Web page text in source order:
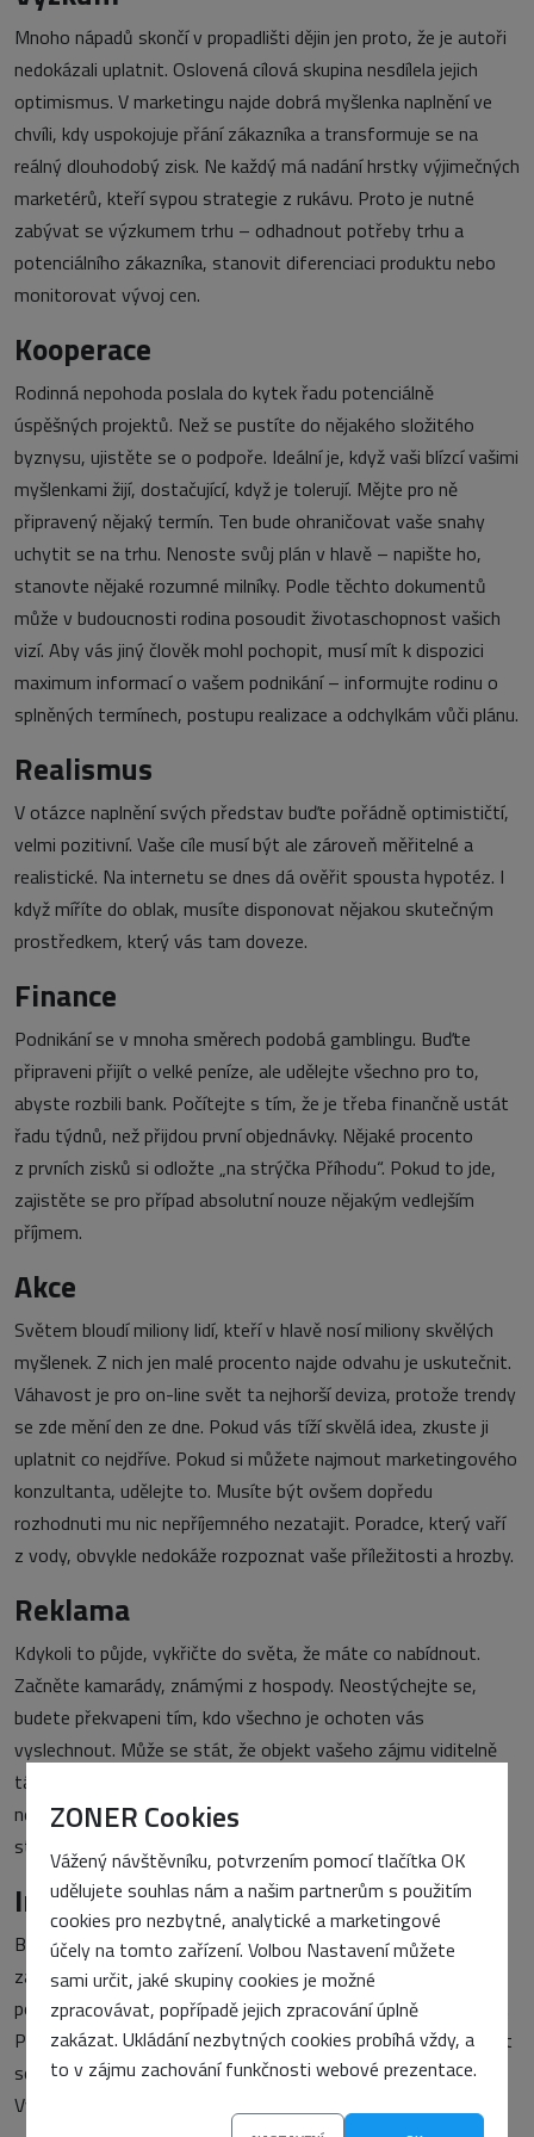
ZONER Cookies
Vážený návštěvníku, potvrzením pomocí tlačítka OK
udělujete souhlas nám a našim partnerům s použitím
cookies pro nezbytné, analytické a marketingové
účely na tomto zařízení. Volbou Nastavení můžete
sami určit, jaké skupiny cookies je možné
zpracovávat, popřípadě jejich zpracování úplně
zakázat. Ukládání nezbytných cookies probíhá vždy, a
to v zájmu zachování funkčnosti webové prezentace.
Mnoho nápadů skončí v propadlišti dějin jen proto, že je autoři
nedokázali uplatnit. Oslovená cílová skupina nesdílela jejich
optimismus. V marketingu najde dobrá myšlenka naplnění ve
chvíli, kdy uspokojuje přání zákazníka a transformuje se na
reálný dlouhodobý zisk. Ne každý má nadání hrstky výjimečných
marketérů, kteří sypou strategie z rukávu. Proto je nutné
zabývat se výzkumem trhu – odhadnout potřeby trhu a
potenciálního zákazníka, stanovit diferenciaci produktu nebo
monitorovat vývoj cen.
Kooperace
Rodinná nepohoda poslala do kytek řadu potenciálně
úspěšných projektů. Než se pustíte do nějakého složitého
byznysu, ujistěte se o podpoře. Ideální je, když vaši blízcí vašimi
myšlenkami žijí, dostačující, když je tolerují. Mějte pro ně
připravený nějaký termín. Ten bude ohraničovat vaše snahy
uchytit se na trhu. Nenoste svůj plán v hlavě – napište ho,
stanovte nějaké rozumné milníky. Podle těchto dokumentů
může v budoucnosti rodina posoudit životaschopnost vašich
vizí. Aby vás jiný člověk mohl pochopit, musí mít k dispozici
maximum informací o vašem podnikání – informujte rodinu o
splněných termínech, postupu realizace a odchylkám vůči plánu.
Realismus
V otázce naplnění svých představ buďte pořádně optimističtí,
velmi pozitivní. Vaše cíle musí být ale zároveň měřitelné a
realistické. Na internetu se dnes dá ověřit spousta hypotéz. I
když míříte do oblak, musíte disponovat nějakou skutečným
prostředkem, který vás tam doveze.
Finance
Podnikání se v mnoha směrech podobá gamblingu. Buďte
připraveni přijít o velké peníze, ale udělejte všechno pro to,
abyste rozbili bank. Počítejte s tím, že je třeba finančně ustát
řadu týdnů, než přijdou první objednávky. Nějaké procento
z prvních zisků si odložte „na strýčka Příhodu“. Pokud to jde,
zajistěte se pro případ absolutní nouze nějakým vedlejším
příjmem.
Akce
Světem bloudí miliony lidí, kteří v hlavě nosí miliony skvělých
myšlenek. Z nich jen malé procento najde odvahu je uskutečnit.
Váhavost je pro on-line svět ta nejhorší deviza, protože trendy
se zde mění den ze dne. Pokud vás tíží skvělá idea, zkuste ji
uplatnit co nejdříve. Pokud si můžete najmout marketingového
konzultanta, udělejte to. Musíte být ovšem dopředu
rozhodnuti mu nic nepříjemného nezatajit. Poradce, který vaří
z vody, obvykle nedokáže rozpoznat vaše příležitosti a hrozby.
Reklama
Kdykoli to půjde, vykřičte do světa, že máte co nabídnout.
Začněte kamarády, známými z hospody. Neostýchejte se,
budete překvapeni tím, kdo všechno je ochoten vás
vyslechnout. Může se stát, že objekt vašeho zájmu viditelně
tápe, ale dokážete odhadnout, zda vaši nabídku vzápětí
nepředá správné osobě? Zápal je na místě, ale nedejte se
strhnout k pošetilostem.
Internet
Bez síťového připojení nemůžete komunikovat s budoucími
zákazníky. Nakupující z vaší sámošky jsou jistě fajn, ale vy
potřebujete oslovit regionálně mnohem různorodější klientelu.
Počítejte s tím, že případný úspěch vás donutí implementovat
software pro vyřizování dotazů, požadavků a reklamací.
Vyplatí se mít odpovídající řešení po ruce.